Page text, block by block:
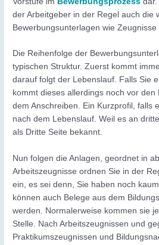
der Arbeitgeber in der Regel auch die
Bewerbungsunterlagen wie Zeugnisse
Die Reihenfolge der
typischen Struktur. Zuerst kommt
darauf folgt der Lebenslauf. Falls Sie
kommt dieses allerdings noch vor
dem Anschreiben. Ein Kurzprofil, falls
nach dem Lebenslauf. Weil es an
als Dritte Seite bekannt.
Nun folgen die Anlagen, geordnet in
Arbeitszeugnisse ordnen Sie in der
ein, es sei denn, Sie haben noch
können auch Belege aus dem
werden. Normalerweise kommen sie
Stelle. Nach Arbeitszeugnissen und
Praktikumszeugnissen und